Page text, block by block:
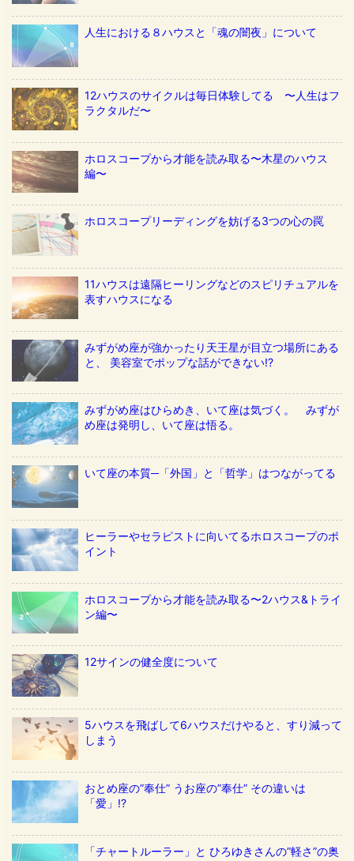
人生における８ハウスと「魂の闇夜」について
12ハウスのサイクルは毎日体験してる 〜人生はフ
ラクタルだ〜
ホロスコープから才能を読み取る〜木星のハウス
編〜
ホロスコープリーディングを妨げる3つの心の罠
11ハウスは遠隔ヒーリングなどのスピリチュアルを
表すハウスになる
みずがめ座が強かったり天王星が目立つ場所にある
と、 美容室でポップな話ができない!?
みずがめ座はひらめき、いて座は気づく。 みずが
め座は発明し、いて座は悟る。
いて座の本質─「外国」と「哲学」はつながってる
ヒーラーやセラピストに向いてるホロスコープのポ
イント
ホロスコープから才能を読み取る〜2ハウス&トライ
ン編〜
12サインの健全度について
5ハウスを飛ばして6ハウスだけやると、すり減って
しまう
おとめ座の”奉仕” うお座の”奉仕” その違いは
「愛」!?
「チャートルーラー」と ひろゆきさんの”軽さ”の奥